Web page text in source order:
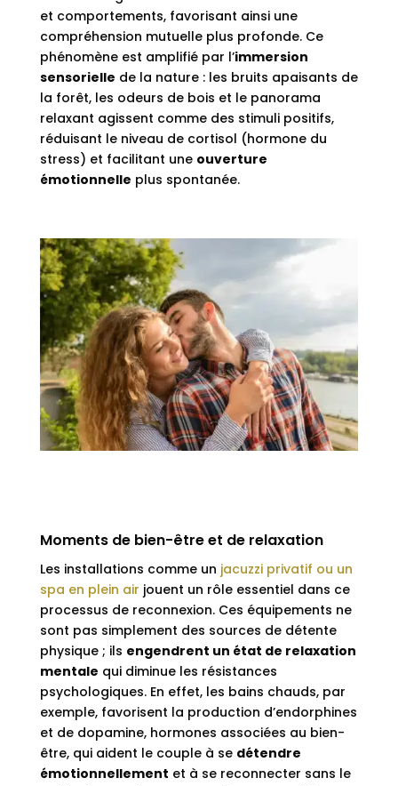
et comportements, favorisant ainsi une
compréhension mutuelle plus profonde. Ce
phénomène est amplifié par l’immersion
sensorielle de la nature : les bruits apaisants de
la forêt, les odeurs de bois et le panorama
relaxant agissent comme des stimuli positifs,
réduisant le niveau de cortisol (hormone du
stress) et facilitant une ouverture
émotionnelle plus spontanée.
Moments de bien-être et de relaxation
Les installations comme un jacuzzi privatif ou un
spa en plein air jouent un rôle essentiel dans ce
processus de reconnexion. Ces équipements ne
sont pas simplement des sources de détente
physique ; ils engendrent un état de relaxation
mentale qui diminue les résistances
psychologiques. En effet, les bains chauds, par
exemple, favorisent la production d’endorphines
et de dopamine, hormones associées au bien-
être, qui aident le couple à se détendre
émotionnellement et à se reconnecter sans le